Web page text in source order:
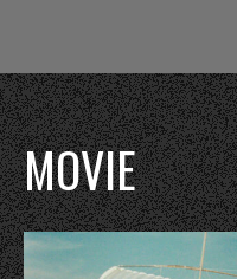
MOVIE